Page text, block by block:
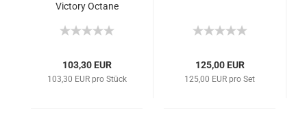
Victory Octane
103,30 EUR
103,30 EUR pro Stück
125,00 EUR
125,00 EUR pro Set